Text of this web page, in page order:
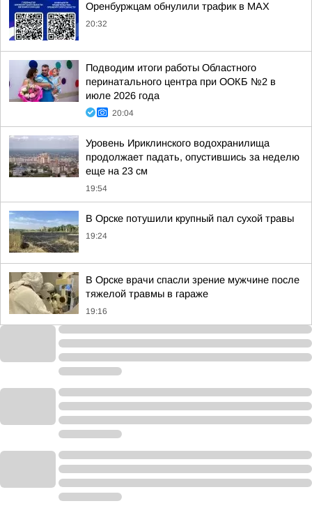
Оренбуржцам обнулили трафик в MAX
20:32
Подводим итоги работы Областного
перинатального центра при ООКБ №2 в
июле 2026 года
20:04
Уровень Ириклинского водохранилища
продолжает падать, опустившись за неделю
еще на 23 см
19:54
В Орске потушили крупный пал сухой травы
19:24
В Орске врачи спасли зрение мужчине после
тяжелой травмы в гараже
19:16